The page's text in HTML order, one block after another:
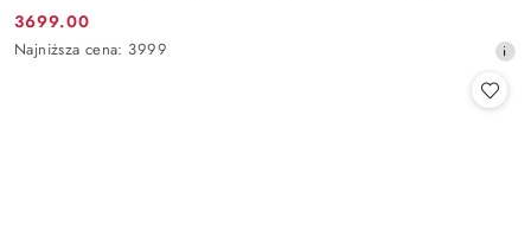
Cena
promocyjna:
3699.00
Najniższa
Najniższa cena: 3999